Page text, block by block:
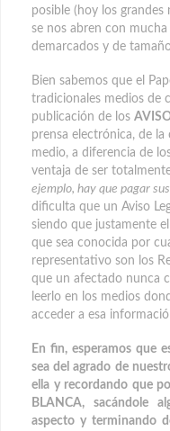
posible (hoy los
se nos abren con
demarcados y de
Bien sabemos que el
tradicionales medios de
publicación de los
prensa electrónica, de
medio, a diferencia de
ventaja de ser
ejemplo, hay que pagar
dificulta que un Aviso
siendo que justamente
que sea conocida por
representativo son los
que un afectado nunca
leerlo en los medios
acceder a esa
En fin, esperamos que
sea del agrado de
ella y recordando que
BLANCA, sacándole
aspecto y terminando